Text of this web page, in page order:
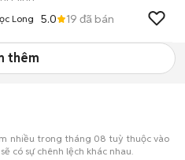
Long 5.0 19 đã bán
thêm
nhiều trong tháng 08 tuỳ thuộc vào
có sự chênh lệch khác nhau.